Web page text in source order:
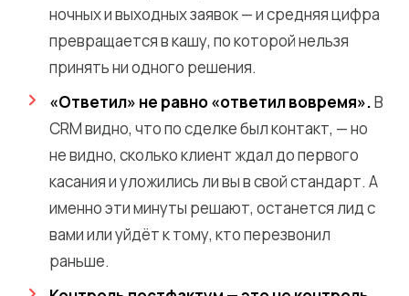
ночных и выходных заявок — и средняя цифра
превращается в кашу, по которой нельзя
принять ни одного решения.
«Ответил» не равно «ответил вовремя».В
CRM видно, что по сделке был контакт, — но
не видно, сколько клиент ждал до первого
касания и уложились ли вы в свой стандарт. А
именно эти минуты решают, останется лид с
вами или уйдёт к тому, кто перезвонил
раньше.